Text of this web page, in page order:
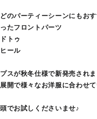
のパーティーシーンにもお
たフロントパーツ
トゥ
ール
スが秋冬仕様で新発売されま
開で様々なお洋服に合わせ
でお試しくださいませ♪